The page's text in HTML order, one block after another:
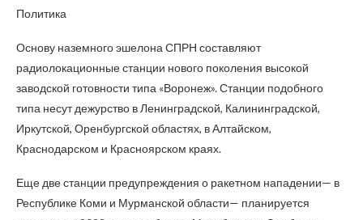
Политика
Основу наземного эшелона СПРН составляют
радиолокационные станции нового поколения высокой
заводской готовности типа «Воронеж». Станции подобного
типа несут дежурство в Ленинградской, Калининградской,
Иркутской, Оренбургской областях, в Алтайском,
Краснодарском и Красноярском краях.
Еще две станции предупреждения о ракетном нападении— в
Республике Коми и Мурманской области— планируется